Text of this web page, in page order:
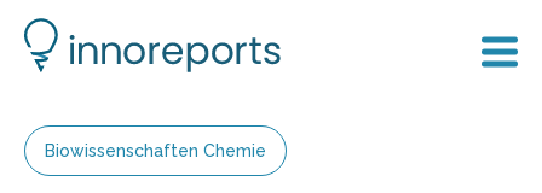
Biowissenschaften Chemie